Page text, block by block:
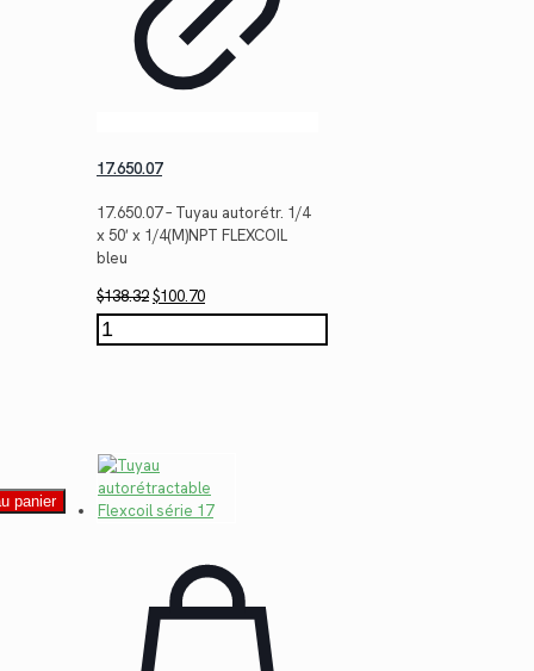
17.650.07
17.650.07 – Tuyau autorétr. 1/4
x 50′ x 1/4(M)NPT FLEXCOIL
bleu
$138.32Le
prix
initial
$100.70Le
prix
actuel
quantité
de
panier